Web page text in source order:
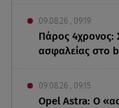
09.08.26 , 09:19
Πάρος 4χρονος:
ασφαλείας στο
09.08.26 , 09:15
Opel Astra: Ο